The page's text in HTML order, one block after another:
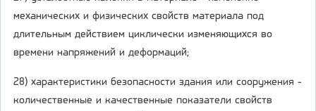
механических и физических свойств материала под
длительным действием циклически изменяющихся во
времени напряжений и деформаций;
28) характеристики безопасности здания или сооружения -
количественные и качественные показатели свойств